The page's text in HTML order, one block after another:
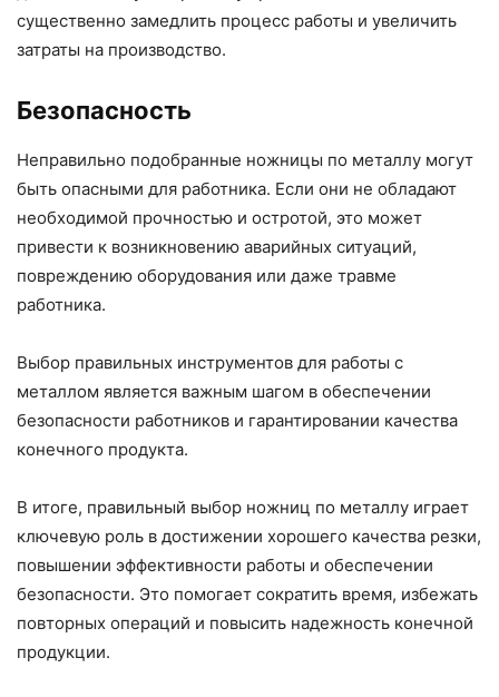
существенно замедлить процесс работы и увеличить
затраты на производство.
Безопасность
Неправильно подобранные ножницы по металлу могут
быть опасными для работника. Если они не обладают
необходимой прочностью и остротой, это может
привести к возникновению аварийных ситуаций,
повреждению оборудования или даже травме
работника.
Выбор правильных инструментов для работы с
металлом является важным шагом в обеспечении
безопасности работников и гарантировании качества
конечного продукта.
В итоге, правильный выбор ножниц по металлу играет
ключевую роль в достижении хорошего качества резки,
повышении эффективности работы и обеспечении
безопасности. Это помогает сократить время, избежать
повторных операций и повысить надежность конечной
продукции.